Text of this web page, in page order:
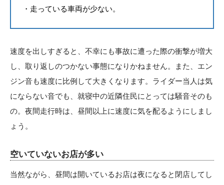
・走っている車両が少ない。
速度を出しすぎると、不幸にも事故に遭った際の衝撃が増大
し、取り返しのつかない事態になりかねません。また、エン
ジン音も速度に比例して大きくなります。ライダー当人は気
にならない音でも、就寝中の近隣住民にとっては騒音そのも
の。夜間走行時は、昼間以上に速度に気を配るようにしまし
ょう。
空いていないお店が多い
当然ながら、昼間は開いているお店は夜になると閉店してし